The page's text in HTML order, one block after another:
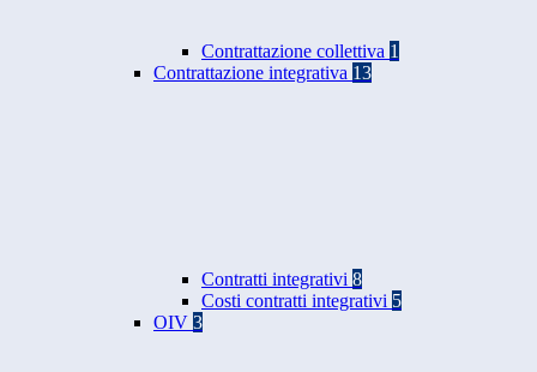
Contrattazione collettiva 1
Contrattazione integrativa 13
Contratti integrativi 8
Costi contratti integrativi 5
OIV 3